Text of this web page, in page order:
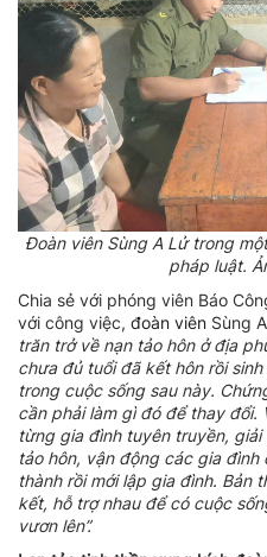
Đoàn viên Sùng A Lử trong
pháp luật.
Chia sẻ với phóng viên Báo
với công việc, đoàn viên Sùng
trăn trở về nạn tảo hôn ở địa
chưa đủ tuổi đã kết hôn rồi
trong cuộc sống sau này.
cần phải làm gì đó để thay
từng gia đình tuyên truyền,
tảo hôn, vận động các gia
thành rồi mới lập gia đình. Bản
kết, hỗ trợ nhau để có cuộc
vươn lên”.